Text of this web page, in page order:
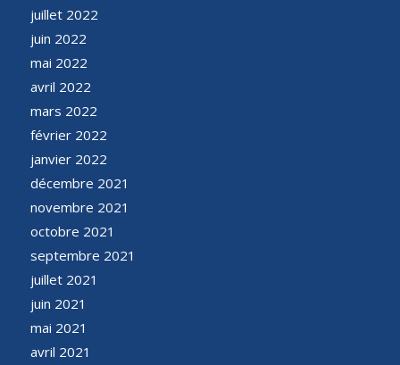
juillet 2022
juin 2022
mai 2022
avril 2022
mars 2022
février 2022
janvier 2022
décembre 2021
novembre 2021
octobre 2021
septembre 2021
juillet 2021
juin 2021
mai 2021
avril 2021